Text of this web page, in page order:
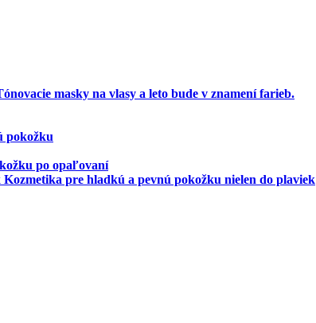
masky na vlasy a leto bude v znamení farieb.
pokožku
po opaľovaní
Kozmetika pre hladkú a pevnú pokožku nielen do plaviek